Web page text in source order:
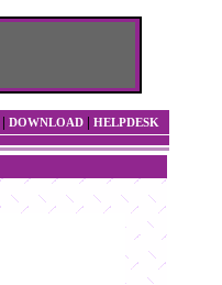
| DOWNLOAD | HELPDESK